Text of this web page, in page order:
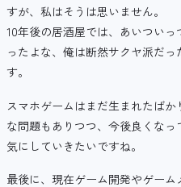
すが、私はそうは思いません。
10年後の居酒屋では、あいつい
ったよな、俺は断然サクヤ派だ
す。
スマホゲームはまだ生まれたば
な問題もありつつ、今後良くな
気にしていきたいですね。
最後に、現在ゲーム開発やゲー